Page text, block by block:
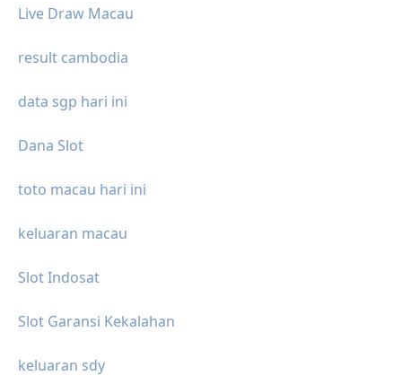
Live Draw Macau
result cambodia
data sgp hari ini
Dana Slot
toto macau hari ini
keluaran macau
Slot Indosat
Slot Garansi Kekalahan
keluaran sdy